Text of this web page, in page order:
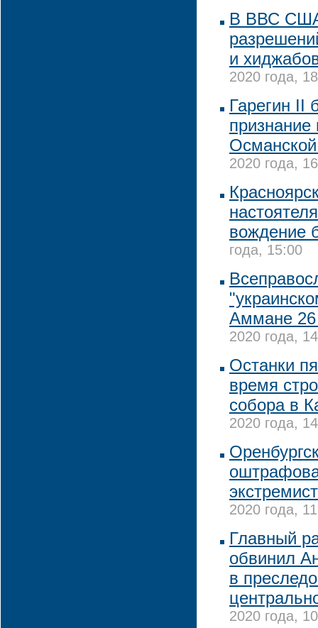
В ВВС США
и
2020 года,
Гарегин II
2020 года,
вождение
года, 15:00
Аммане
2020 года,
Останки
время
собора в
2020 года,
2020 года,
Главный
обвинил
в
2020 года,